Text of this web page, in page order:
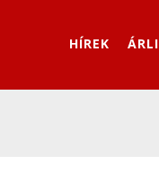
HÍREK